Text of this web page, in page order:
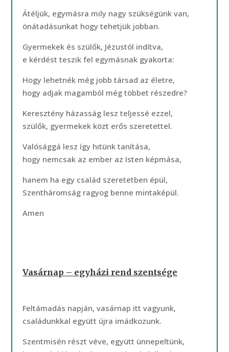
Átéljük, egymásra mily nagy szükségünk van,
önátadásunkat hogy tehetjük jobban.
Gyermekek és szülők, Jézustól indítva,
e kérdést teszik fel egymásnak gyakorta:
Hogy lehetnék még jobb társad az életre,
hogy adjak magamból még többet részedre?
Keresztény házasság lesz teljessé ezzel,
szülők, gyermekek közt erős szeretettel.
Valósággá lesz így hitünk tanítása,
hogy nemcsak az ember az Isten képmása,
hanem ha egy család szeretetben épül,
Szentháromság ragyog benne mintaképül.
Amen
Vasárnap – egyházi rend szentsége
Feltámadás napján, vasárnap itt vagyunk,
családunkkal együtt újra imádkozunk.
Szentmisén részt véve, együtt ünnepeltünk,